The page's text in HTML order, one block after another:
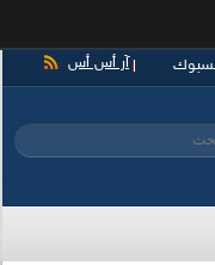
آر أس أس
البحث